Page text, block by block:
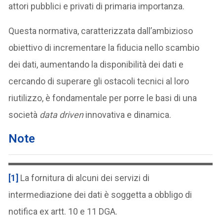
attori pubblici e privati di primaria importanza.
Questa normativa, caratterizzata dall’ambizioso
obiettivo di incrementare la fiducia nello scambio
dei dati, aumentando la disponibilità dei dati e
cercando di superare gli ostacoli tecnici al loro
riutilizzo, è fondamentale per porre le basi di una
società data driveninnovativa e dinamica.
Note
[1] La fornitura di alcuni dei servizi di
intermediazione dei dati è soggetta a obbligo di
notifica ex artt. 10 e 11 DGA.